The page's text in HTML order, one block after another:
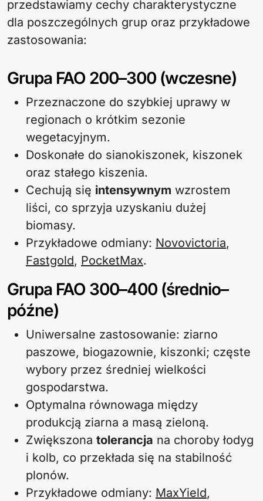
przedstawiamy cechy charakterystyczne
dla poszczególnych grup oraz przykładowe
zastosowania:
Grupa FAO 200–300 (wczesne)
Przeznaczone do szybkiej uprawy w
regionach o krótkim sezonie
wegetacyjnym.
Doskonałe do sianokiszonek, kiszonek
oraz stałego kiszenia.
Cechują się intensywnym wzrostem
liści, co sprzyja uzyskaniu dużej
biomasy.
Przykładowe odmiany: Novovictoria,
Fastgold, PocketMax.
Grupa FAO 300–400 (średnio–
późne)
Uniwersalne zastosowanie: ziarno
paszowe, biogazownie, kiszonki; częste
wybory przez średniej wielkości
gospodarstwa.
Optymalna równowaga między
produkcją ziarna a masą zieloną.
Zwiększona tolerancja na choroby łodyg
i kolb, co przekłada się na stabilność
plonów.
Przykładowe odmiany: MaxYield,